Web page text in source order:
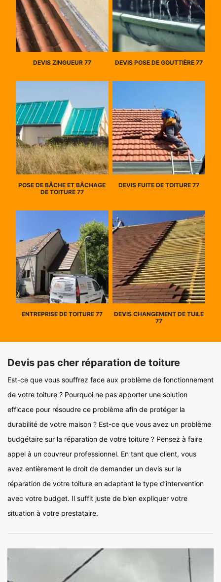
DEVIS ZINGUEUR 77 DEVIS POSE DE GOUTTIÈRE 77
POSE DE BÂCHE ET BÂCHAGE
DE TOITURE 77
DEVIS FUITE DE TOITURE 77
ENTREPRISE DE TOITURE 77
DEVIS CHANGEMENT DE TUILE
77
Devis pas cher réparation de toiture
Est-ce que vous souffrez face aux problème de fonctionnement
de votre toiture ? Pourquoi ne pas apporter une solution
efficace pour résoudre ce problème afin de protéger la
durabilité de votre maison ? Est-ce que vous avez un problème
budgétaire sur la réparation de votre toiture ? Pensez à faire
appel à un couvreur professionnel. En tant que client, vous
avez entièrement le droit de demander un devis sur la
réparation de votre toiture en adaptant le type d’intervention
avec votre budget. Il suffit juste de bien expliquer votre
situation à votre prestataire.